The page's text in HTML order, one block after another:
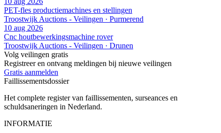
PET-fles productiemachines en stellingen
Troostwijk Auctions - Veilingen · Purmerend
10 aug 2026
Cnc houtbewerkingsmachine rover
Troostwijk Auctions - Veilingen · Drunen
Volg veilingen gratis
Registreer en ontvang meldingen bij nieuwe veilingen
Gratis aanmelden
Faillissementsdossier
Het complete register van faillissementen, surseances en
schuldsaneringen in Nederland.
INFORMATIE